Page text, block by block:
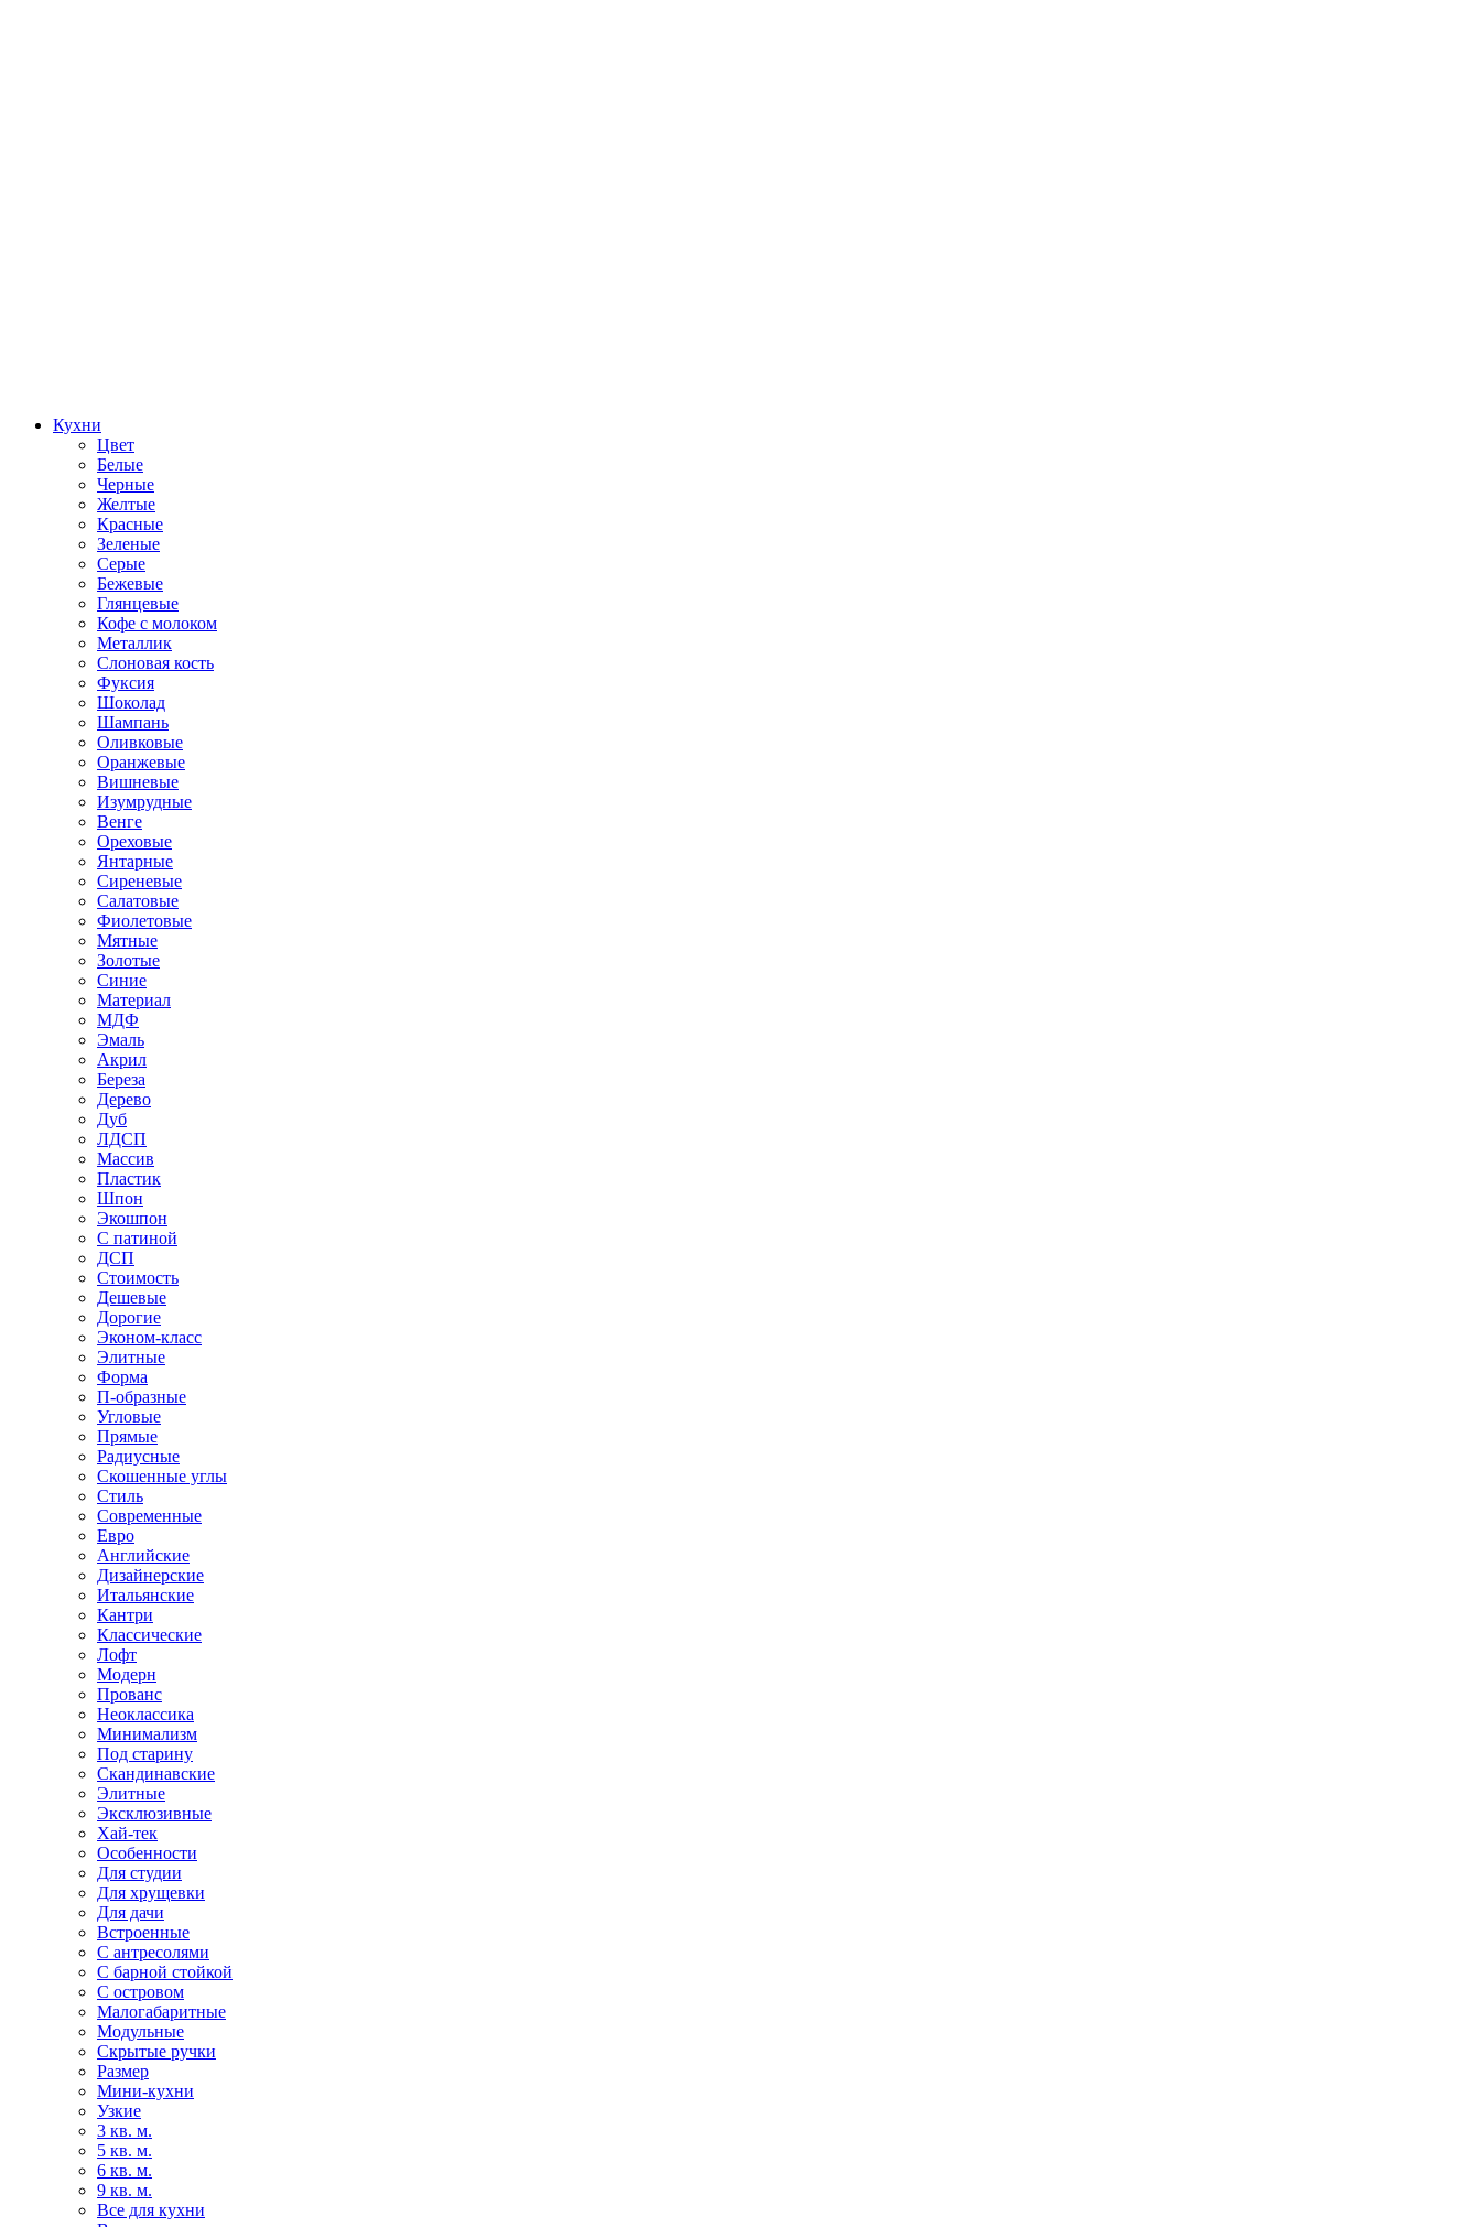
Кухни
Цвет
Белые
Черные
Желтые
Красные
Зеленые
Серые
Бежевые
Глянцевые
Кофе с молоком
Металлик
Слоновая кость
Фуксия
Шоколад
Шампань
Оливковые
Оранжевые
Вишневые
Изумрудные
Венге
Ореховые
Янтарные
Сиреневые
Салатовые
Фиолетовые
Мятные
Золотые
Синие
Материал
МДФ
Эмаль
Акрил
Береза
Дерево
Дуб
ЛДСП
Массив
Пластик
Шпон
Экошпон
С патиной
ДСП
Стоимость
Дешевые
Дорогие
Эконом-класс
Элитные
Форма
П-образные
Угловые
Прямые
Радиусные
Скошенные углы
Стиль
Современные
Евро
Английские
Дизайнерские
Итальянские
Кантри
Классические
Лофт
Модерн
Прованс
Неоклассика
Минимализм
Под старину
Скандинавские
Элитные
Эксклюзивные
Хай-тек
Особенности
Для студии
Для хрущевки
Для дачи
Встроенные
С антресолями
С барной стойкой
С островом
Малогабаритные
Модульные
Скрытые ручки
Размер
Мини-кухни
Узкие
3 кв. м.
5 кв. м.
6 кв. м.
9 кв. м.
Все для кухни